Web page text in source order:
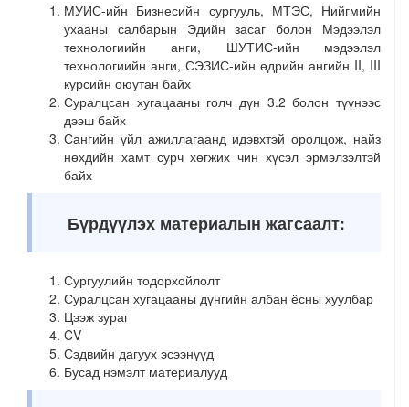
МУИС-ийн Бизнесийн сургууль, МТЭС, Нийгмийн
ухааны салбарын Эдийн засаг болон Мэдээлэл
технологиийн анги, ШУТИС-ийн мэдээлэл
технологиийн анги, СЭЗИС-ийн өдрийн ангийн II, III
курсийн оюутан байх
Суралцсан хугацааны голч дүн 3.2 болон түүнээс
дээш байх
Сангийн үйл ажиллагаанд идэвхтэй оролцож, найз
нөхдийн хамт сурч хөгжих чин хүсэл эрмэлзэлтэй
байх
Бүрдүүлэх материалын жагсаалт:
Сургуулийн тодорхойлолт
Суралцсан хугацааны дүнгийн албан ёсны хуулбар
Цээж зураг
CV
Сэдвийн дагуух эсээнүүд
Бусад нэмэлт материалууд